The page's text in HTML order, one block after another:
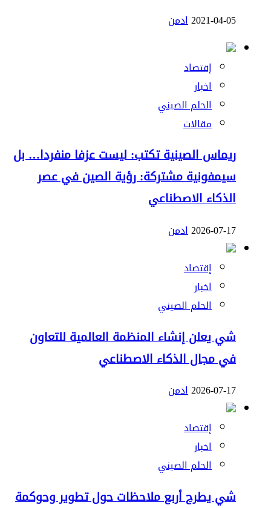
2021-04-05ادمن
إقتصاد
اخبار
الحلم الصيني
مقالات
ريماس الصينية تكتب: ليست عزفا منفردا… بل
سيمفونية مشتركة: رؤية الصين في عصر
الذكاء الاصطناعي
2026-07-17ادمن
إقتصاد
اخبار
الحلم الصيني
شي يعلن إنشاء المنظمة العالمية للتعاون
في مجال الذكاء الاصطناعي
2026-07-17ادمن
إقتصاد
اخبار
الحلم الصيني
شي يطرح أربع ملاحظات حول تطوير وحوكمة